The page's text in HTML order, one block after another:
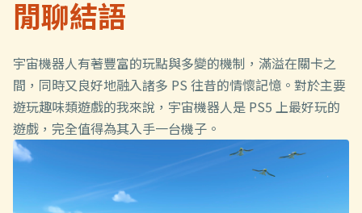
閒聊結語
宇宙機器人有著豐富的玩點與多變的機制，滿溢在關卡之
間，同時又良好地融入諸多 PS 往昔的情懷記憶。對於主要
遊玩趣味類遊戲的我來說，宇宙機器人是 PS5 上最好玩的
遊戲，完全值得為其入手一台機子。